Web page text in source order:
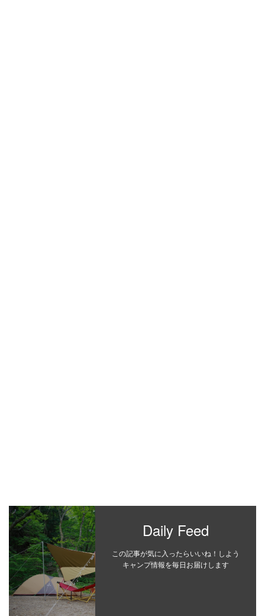
Daily Feed
この記事が気に入ったらいいね！しよう
キャンプ情報を毎日お届けします